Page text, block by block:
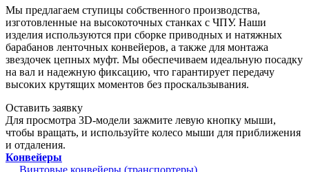
Мы предлагаем ступицы собственного производства,
изготовленные на высокоточных станках с ЧПУ. Наши
изделия используются при сборке приводных и натяжных
барабанов ленточных конвейеров, а также для монтажа
звездочек цепных муфт. Мы обеспечиваем идеальную посадку
на вал и надежную фиксацию, что гарантирует передачу
высоких крутящих моментов без проскальзывания.
Оставить заявку
Для просмотра 3D-модели зажмите левую кнопку мыши,
чтобы вращать, и используйте колесо мыши для приближения
и отдаления.
Конвейеры
Винтовые конвейеры (транспортеры)